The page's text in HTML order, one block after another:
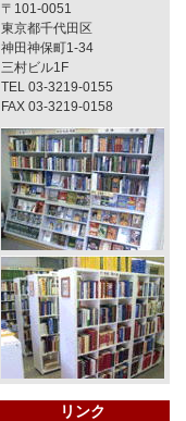
〒101-0051
東京都千代田区
神田神保町1-34
三村ビル1F
TEL 03-3219-0155
FAX 03-3219-0158
リンク